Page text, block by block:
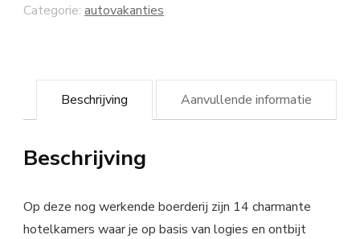
Categorie: autovakanties
Beschrijving Aanvullende informatie
Beschrijving
Op deze nog werkende boerderij zijn 14 charmante
hotelkamers waar je op basis van logies en ontbijt